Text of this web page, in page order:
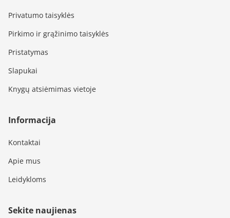
Privatumo taisyklės
Pirkimo ir grąžinimo taisyklės
Pristatymas
Slapukai
Knygų atsiėmimas vietoje
Informacija
Kontaktai
Apie mus
Leidykloms
Sekite naujienas